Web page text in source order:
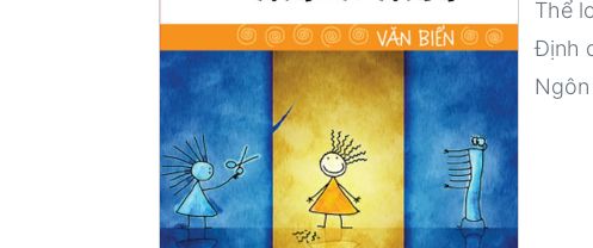
Thể
Định